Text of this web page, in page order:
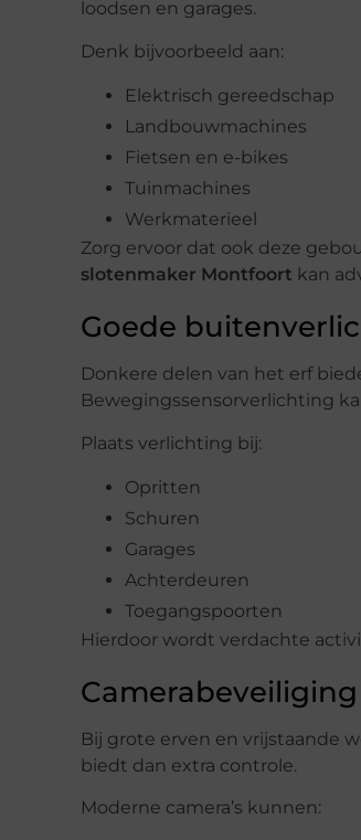
loodsen en garages.
Denk bijvoorbeeld aan:
Elektrisch gereedschap
Landbouwmachines
Fietsen en e-bikes
Tuinmachines
Werkmaterieel
Zorg ervoor dat ook deze
slotenmaker Montfoort kan
Goede
Donkere delen van het erf
Bewegingssensorverlichting
Plaats verlichting bij:
Opritten
Schuren
Garages
Achterdeuren
Toegangspoorten
Hierdoor wordt verdachte
Bij grote erven en vrijstaande
biedt dan extra controle.
Moderne camera’s kunnen: